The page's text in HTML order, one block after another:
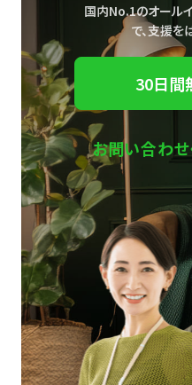
国内No.1のオール
で、支援を
30日間
お問い合わせ